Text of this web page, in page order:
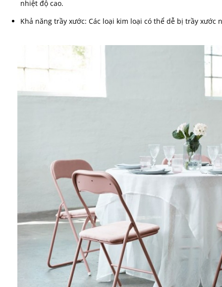
nhiệt độ cao.
Khả năng trầy xước: Các loại kim loại có thể dễ bị trầy xước